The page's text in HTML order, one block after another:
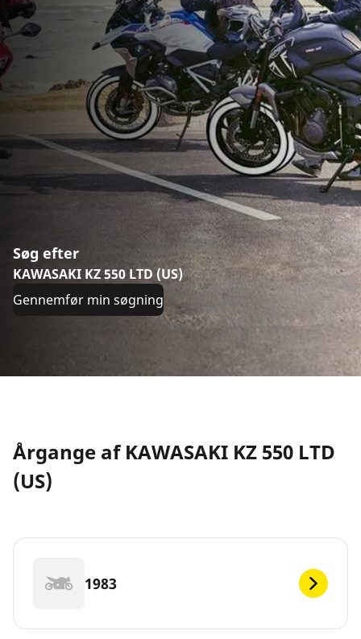
Søg efter
KAWASAKI KZ 550 LTD (US)
Gennemfør min søgning
Årgange af KAWASAKI KZ 550 LTD
(US)
1983